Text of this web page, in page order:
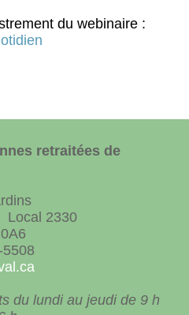
du webinaire :
retraitées de
Local 2330
du lundi au jeudi de 9 h